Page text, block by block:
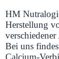
HM
Herstellung
Bei uns
Calcium-